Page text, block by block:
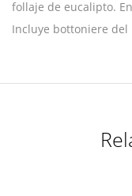
follaje de eucalipto.
Incluye bottoniere del